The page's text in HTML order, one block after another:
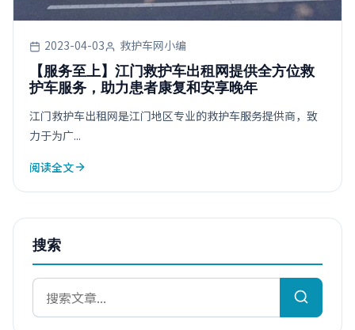
2023-04-03 救护车网小编
【服务至上】江门救护车出租网提供全方位救
护车服务，助力患者康复和安享晚年
江门救护车出租网是江门地区专业的救护车服务提供商，致
力于为广...
阅读全文
搜索